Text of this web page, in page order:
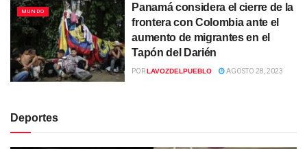
MUNDO
Panamá considera el cierre de la
frontera con Colombia ante el
aumento de migrantes en el
Tapón del Darién
PORLAVOZDELPUEBLO AGOSTO 28, 2023
Deportes